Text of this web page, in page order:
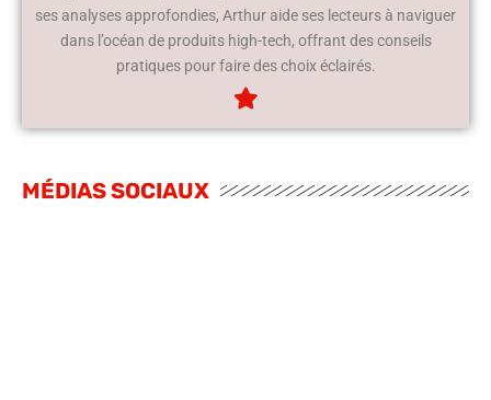
ses analyses approfondies, Arthur aide ses lecteurs à naviguer
dans l’océan de produits high-tech, offrant des conseils
pratiques pour faire des choix éclairés.
MÉDIAS SOCIAUX